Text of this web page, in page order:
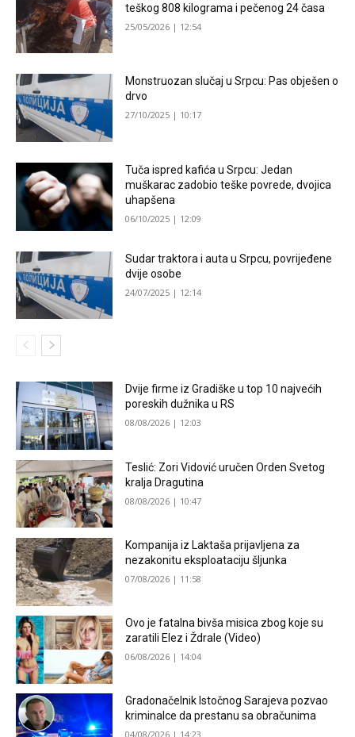
teškog 808 kilograma i pečenog 24 časa
25/05/2026 | 12:54
Monstruozan slučaj u Srpcu: Pas obješen o
drvo
27/10/2025 | 10:17
Tuča ispred kafića u Srpcu: Jedan
muškarac zadobio teške povrede, dvojica
uhapšena
06/10/2025 | 12:09
Sudar traktora i auta u Srpcu, povrijeđene
dvije osobe
24/07/2025 | 12:14
Dvije firme iz Gradiške u top 10 najvećih
poreskih dužnika u RS
08/08/2026 | 12:03
Teslić: Zori Vidović uručen Orden Svetog
kralja Dragutina
08/08/2026 | 10:47
Kompanija iz Laktaša prijavljena za
nezakonitu eksploataciju šljunka
07/08/2026 | 11:58
Ovo je fatalna bivša misica zbog koje su
zaratili Elez i Ždrale (Video)
06/08/2026 | 14:04
Gradonačelnik Istočnog Sarajeva pozvao
kriminalce da prestanu sa obračunima
04/08/2026 | 14:23